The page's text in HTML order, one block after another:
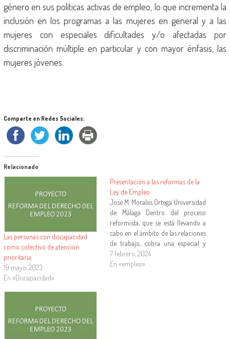
género en sus políticas activas de empleo, lo que incrementa la
inclusión en los programas a las mujeres en general y a las
mujeres con especiales dificultades y/o afectadas por
discriminación múltiple en particular y con mayor énfasis, las
mujeres jóvenes.
Comparte en Redes Sociales:
Relacionado
Las personas con discapacidad
como colectivo de atención
prioritaria
19 mayo, 2023
En «Discapacidad»
Presentación a las reformas de la
Ley de Empleo
Jose M. Morales Ortega Universidad
de Málaga Dentro del proceso
reformista, que se está llevando a
cabo en el ámbito de las relaciones
de trabajo, cobra una especial y
particular atención la Ley 3/2023
de Empleo. Con ésta, se pretende
7 febrero, 2024
En «empleo»